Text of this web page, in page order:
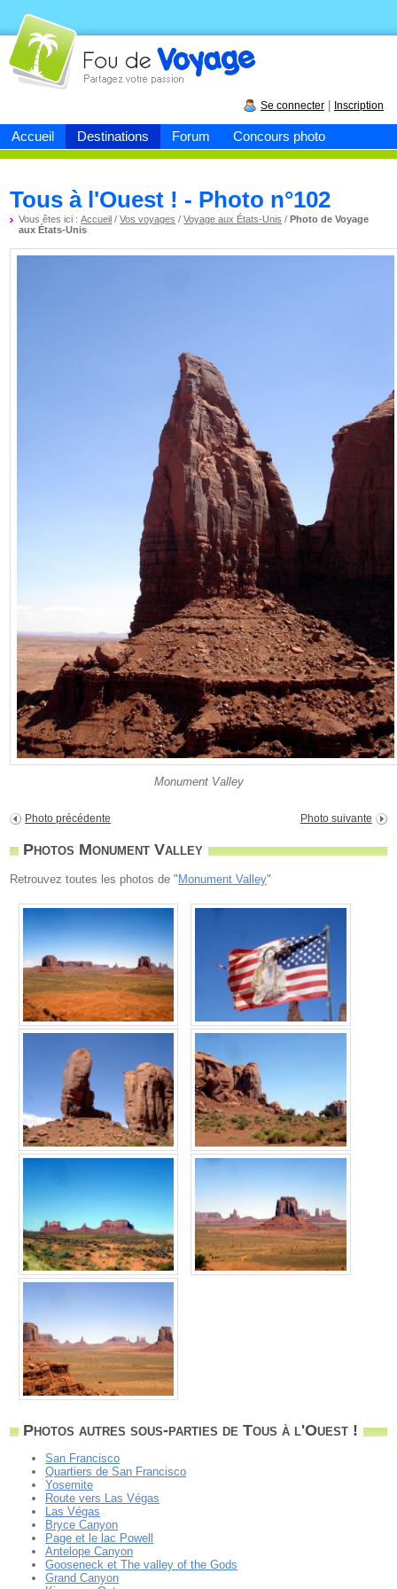
Accueil Destinations Forum Concours photo
Fou devoyage
Se connecter Inscription
Tous à l'Ouest ! - Photo n°102
Vous êtes ici :Accueil /Vos voyages /Voyage aux États-Unis /Photo de Voyage
aux États-Unis
Monument Valley
Photo précédente Photo suivante
Photos Monument Valley
Retrouvez toutes les photos de " Monument Valley"
Photos autres sous-parties de Tous à l'Ouest !
San Francisco
Quartiers de San Francisco
Yosemite
Route vers Las Végas
Las Végas
Bryce Canyon
Page et le lac Powell
Antelope Canyon
Gooseneck et The valley of the Gods
Grand Canyon